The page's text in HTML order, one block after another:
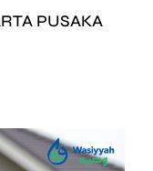
PUSAKA